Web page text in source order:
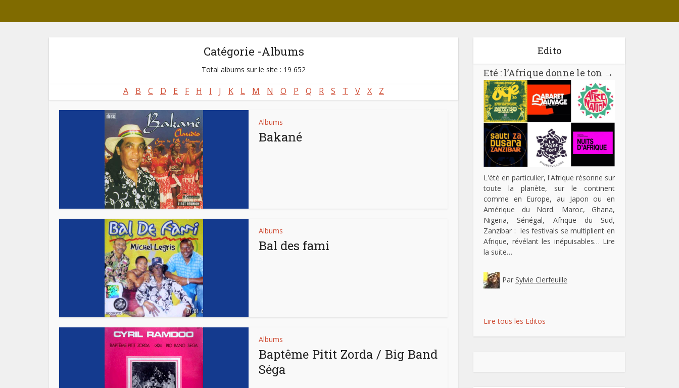
Catégorie -Albums
Total albums sur le site : 19 652
A B C D E F H I J K L M N O P Q R S T V X Z
Albums
Bakané
Albums
Bal des fami
Albums
Baptême Pitit Zorda / Big Band
Séga
Edito
Eté : l’Afrique donne le ton →
L'été en particulier, l'Afrique résonne sur
toute la planète, sur le continent
comme en Europe, au Japon ou en
Amérique du Nord. Maroc, Ghana,
Nigeria, Sénégal, Afrique du Sud,
Zanzibar : les festivals se multiplient en
Afrique, révélant les inépuisables… Lire
la suite…
Par Sylvie Clerfeuille
Lire tous les Editos